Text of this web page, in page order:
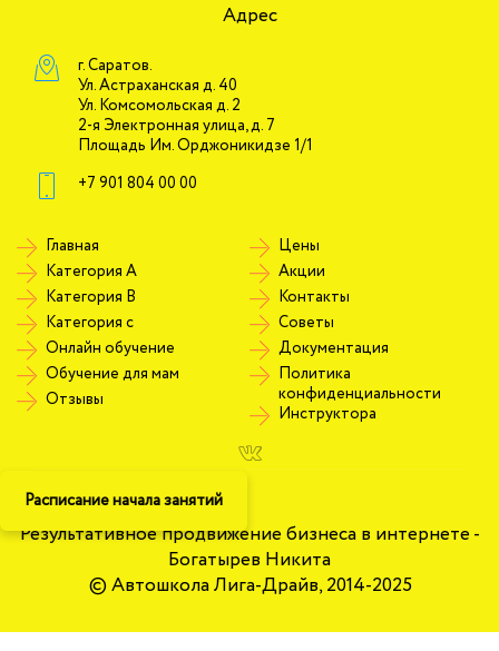
Адрес
г. Саратов.
Ул. Астраханская д. 40
Ул. Комсомольская д. 2
2-я Электронная улица, д. 7
Площадь Им. Орджоникидзе 1/1
+7 901 804 00 00
Главная
Категория А
Категория В
Категория c
Онлайн обучение
Обучение для мам
Отзывы
Цены
Акции
Контакты
Советы
Документация
Политика
конфиденциальности
Инструктора
Результативное продвижение бизнеса в интернете -
Богатырев Никита
© Автошкола Лига-Драйв, 2014-2025
Расписание начала занятий